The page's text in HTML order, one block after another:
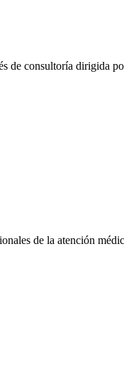
de consultoría dirigida
de la atención